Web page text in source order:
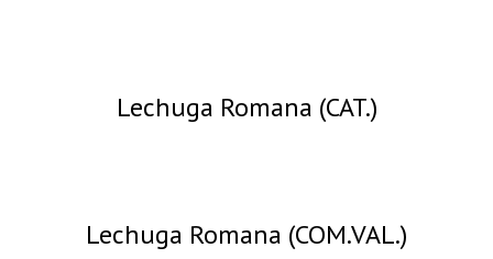
Lechuga Romana (CAT.)
Lechuga Romana (COM.VAL.)